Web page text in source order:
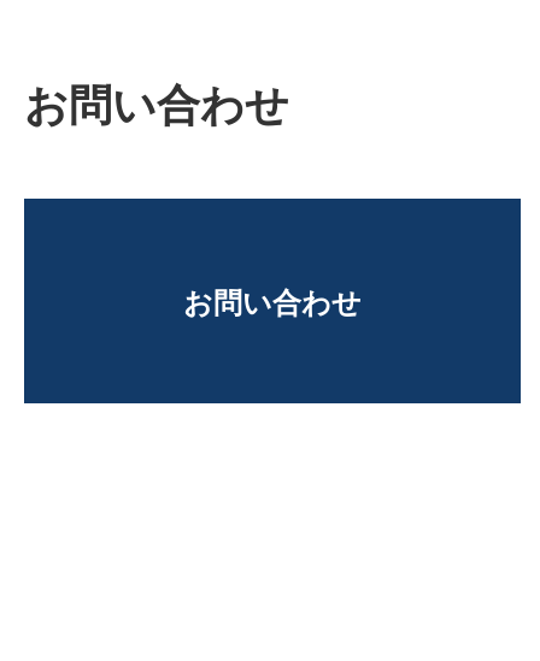
お問い合わせ
お問い合わせ